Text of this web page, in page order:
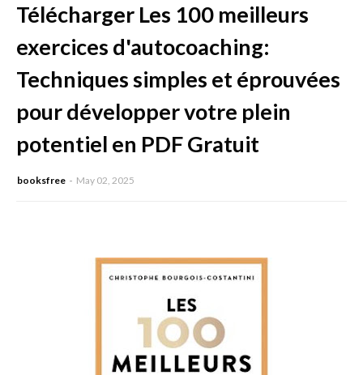
Télécharger Les 100 meilleurs
exercices d'autocoaching:
Techniques simples et éprouvées
pour développer votre plein
potentiel en PDF Gratuit
booksfree May 02, 2025